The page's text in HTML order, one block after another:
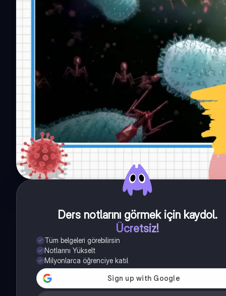
Ders notlarını görmek için kaydol.
Ücretsiz!
Tüm belgeleri görebilirsin
Notlarını Yükselt
Milyonlarca öğrenciye katıl